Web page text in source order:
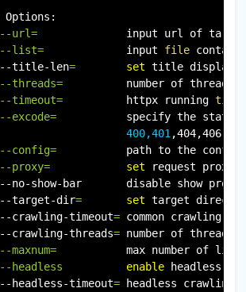
Options:
--url=
input url of
--list=
             input
file
title-len
= set title display
--threads=
number of threads
--timeout=
          httpx running
--excode=
specify the
400,401
--config=
path to the
--proxy= set request proxy
no-show-bar       disable show
target-dir
= set target
crawling-timeout
= common crawling
crawling-threads
= number of
--maxnum=
max number of
--headless
enable headless
headless-timeout
= headless crawling